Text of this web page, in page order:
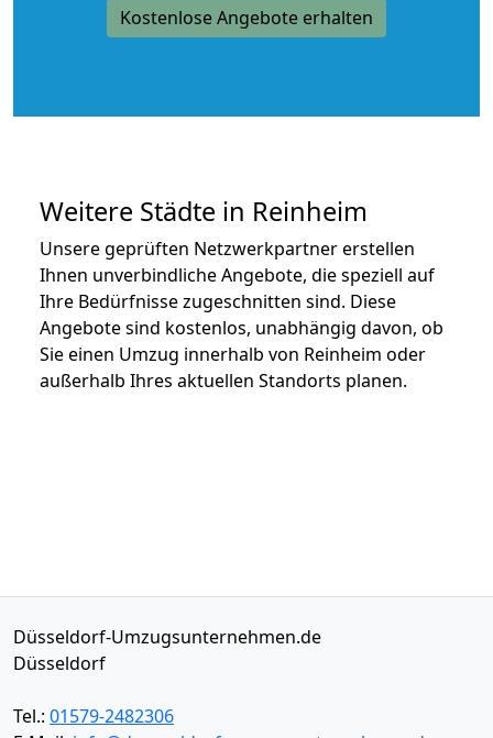
Kostenlose Angebote erhalten
Weitere Städte in Reinheim
Unsere geprüften Netzwerkpartner erstellen
Ihnen unverbindliche Angebote, die speziell auf
Ihre Bedürfnisse zugeschnitten sind. Diese
Angebote sind kostenlos, unabhängig davon, ob
Sie einen Umzug innerhalb von Reinheim oder
außerhalb Ihres aktuellen Standorts planen.
Düsseldorf-Umzugsunternehmen.de
Düsseldorf
Tel.: 01579-2482306